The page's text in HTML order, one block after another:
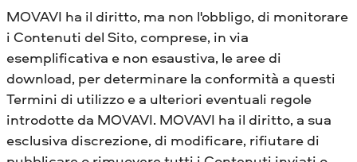
MOVAVI ha il diritto, ma non l'obbligo, di monitorare
i Contenuti del Sito, comprese, in via
esemplificativa e non esaustiva, le aree di
download, per determinare la conformità a questi
Termini di utilizzo e a ulteriori eventuali regole
introdotte da MOVAVI. MOVAVI ha il diritto, a sua
esclusiva discrezione, di modificare, rifiutare di